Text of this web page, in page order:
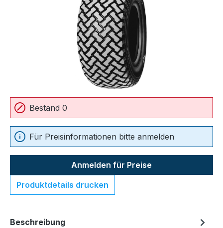
Bestand 0
Für Preisinformationen bitte anmelden
Anmelden für Preise
Produktdetails drucken
Beschreibung